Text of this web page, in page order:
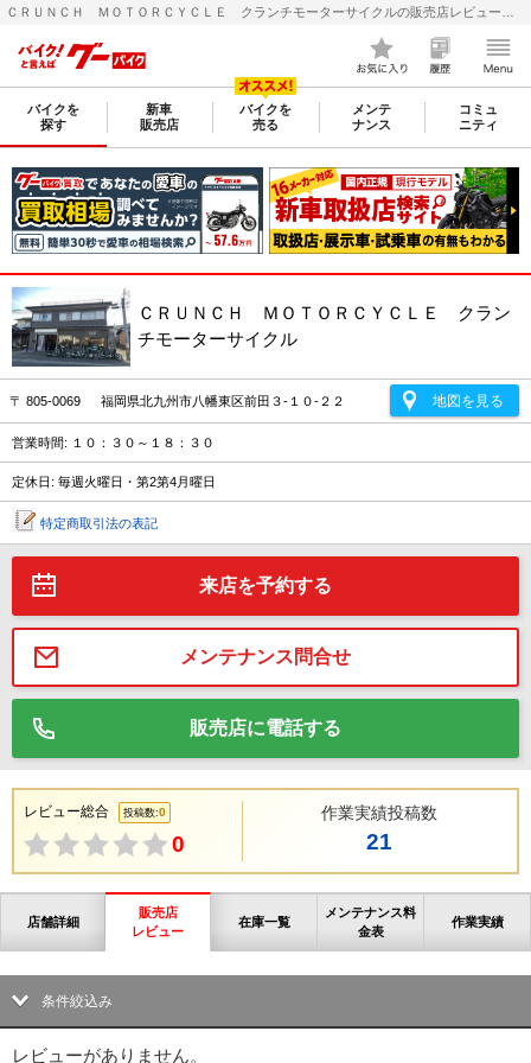
バイクを
探す
新車
販売店
バイクを
売る
メンテ
ナンス
コミュ
ニティ
ＣＲＵＮＣＨ ＭＯＴＯＲＣＹＣＬＥ クラン
チモーターサイクル
〒 805-0069 福岡県北九州市八幡東区前田３-１０-２２ 地図を見る
営業時間: １０：３０～１８：３０
定休日: 毎週火曜日・第2第4月曜日
特定商取引法の表記
来店を予約する
メンテナンス問合せ
販売店に電話する
レビュー総合 投稿数:0
0
作業実績投稿数
21
店舗詳細
販売店
レビュー
在庫一覧
メンテナンス料
金表
作業実績
条件絞込み
レビューがありません。